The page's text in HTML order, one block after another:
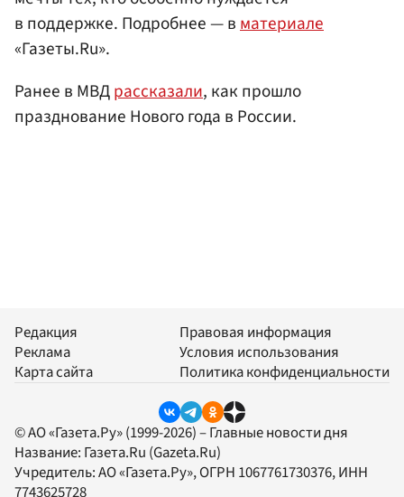
в поддержке. Подробнее — вматериале
«Газеты.Ru».
Ранее в МВДрассказали, как прошло
празднование Нового года в России.
Редакция
Реклама
Карта сайта
Правовая информация
Условия использования
Политика конфиденциальности
© АО «Газета.Ру» (1999-2026) – Главные новости дня
Название: Газета.Ru (Gazeta.Ru)
Учредитель:АО «Газета.Ру», ОГРН 1067761730376, ИНН
7743625728